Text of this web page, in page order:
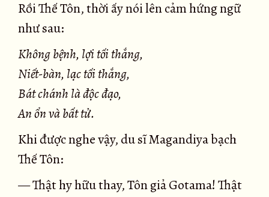
Rồi Thế Tôn, thời ấy nói lên cảm hứng ngữ
như sau:
Không bệnh, lợi tối thắng,
Niết-bàn, lạc tối thắng,
Bát chánh là độc đạo,
An ổn và bất tử.
Khi được nghe vậy, du sĩ Magandiya bạch
Thế Tôn:
— Thật hy hữu thay, Tôn giả Gotama! Thật